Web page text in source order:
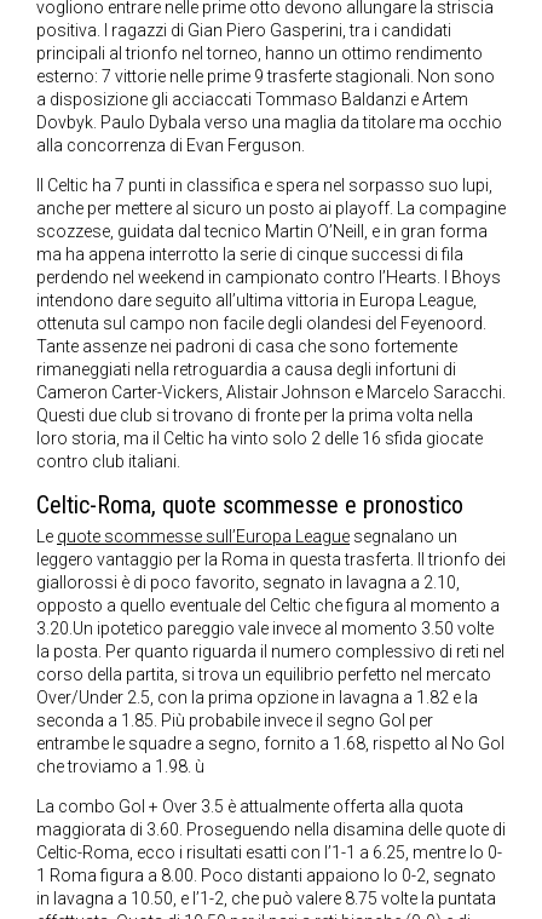
vogliono entrare nelle prime otto devono allungare la striscia
positiva. I ragazzi di Gian Piero Gasperini, tra i candidati
principali al trionfo nel torneo, hanno un ottimo rendimento
esterno: 7 vittorie nelle prime 9 trasferte stagionali. Non sono
a disposizione gli acciaccati Tommaso Baldanzi e Artem
Dovbyk. Paulo Dybala verso una maglia da titolare ma occhio
alla concorrenza di Evan Ferguson.
Il Celtic ha 7 punti in classifica e spera nel sorpasso suo lupi,
anche per mettere al sicuro un posto ai playoff. La compagine
scozzese, guidata dal tecnico Martin O’Neill, e in gran forma
ma ha appena interrotto la serie di cinque successi di fila
perdendo nel weekend in campionato contro l’Hearts. I Bhoys
intendono dare seguito all’ultima vittoria in Europa League,
ottenuta sul campo non facile degli olandesi del Feyenoord.
Tante assenze nei padroni di casa che sono fortemente
rimaneggiati nella retroguardia a causa degli infortuni di
Cameron Carter-Vickers, Alistair Johnson e Marcelo Saracchi.
Questi due club si trovano di fronte per la prima volta nella
loro storia, ma il Celtic ha vinto solo 2 delle 16 sfida giocate
contro club italiani.
Celtic-Roma, quote scommesse e pronostico
Le quote scommesse sull’Europa League segnalano un
leggero vantaggio per la Roma in questa trasferta. Il trionfo dei
giallorossi è di poco favorito, segnato in lavagna a 2.10,
opposto a quello eventuale del Celtic che figura al momento a
3.20.Un ipotetico pareggio vale invece al momento 3.50 volte
la posta. Per quanto riguarda il numero complessivo di reti nel
corso della partita, si trova un equilibrio perfetto nel mercato
Over/Under 2.5, con la prima opzione in lavagna a 1.82 e la
seconda a 1.85. Più probabile invece il segno Gol per
entrambe le squadre a segno, fornito a 1.68, rispetto al No Gol
che troviamo a 1.98. ù
La combo Gol + Over 3.5 è attualmente offerta alla quota
maggiorata di 3.60. Proseguendo nella disamina delle quote di
Celtic-Roma, ecco i risultati esatti con l’1-1 a 6.25, mentre lo 0-
1 Roma figura a 8.00. Poco distanti appaiono lo 0-2, segnato
in lavagna a 10.50, e l’1-2, che può valere 8.75 volte la puntata